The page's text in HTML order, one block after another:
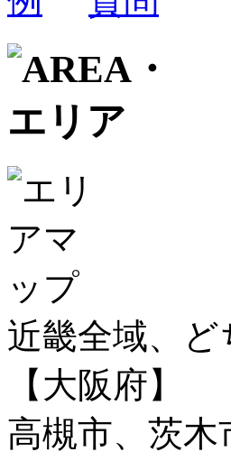
近畿全域、
【大阪府】
高槻市、茨